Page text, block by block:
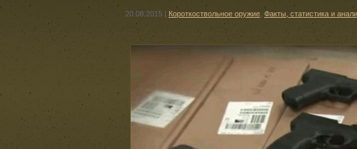
20.08.2015 | Короткоствольное оружие Факты, статистика и